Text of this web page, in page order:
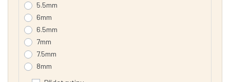
5.5mm
6mm
6.5mm
7mm
7.5mm
8mm